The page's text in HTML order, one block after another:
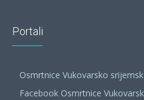
Portali
Osmrtnice Vukovarsko
Facebook Osmrtnice